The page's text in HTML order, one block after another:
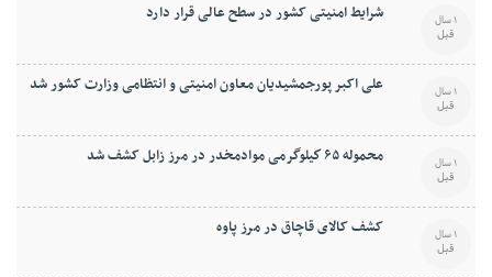
شرایط امنیتی کشور در سطح عالی قرار دارد 1 سال
قبل
علی اکبر پورجمشیدیان معاون امنیتی و انتظامی وزارت کشور شد 1 سال
قبل
محموله ۶۵ كيلوگرمی موادمخدر در مرز زابل کشف شد 1 سال
قبل
کشف کالای قاچاق در مرز پاوه 1 سال
قبل